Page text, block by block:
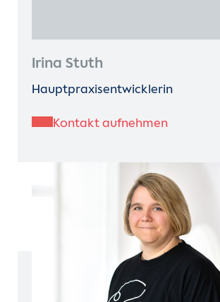
Irina Stuth
Hauptpraxisentwicklerin
Kontakt aufnehmen